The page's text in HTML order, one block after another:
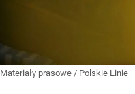
Materiały prasowe / Polskie Linie